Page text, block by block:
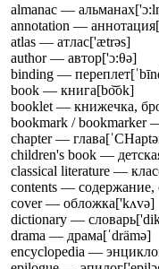
almanac — альманах
annotation — аннотация
atlas — атлас['ætrəs]
author — автор['ɔ:θə]
binding — переплет
book — книга[bo͝ok]
booklet — книжечка,
bookmark / bookmarker
chapter — глава
children's book —
classical literature —
contents — содержание,
cover — обложка['kʌvə]
dictionary — словарь
drama — драма[ˈdrämə]
encyclopedia —